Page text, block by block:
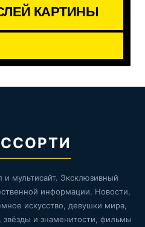
КАРТИНЫ
мультисайт. Эксклюзивный
информации. Новости,
искусство, девушки мира,
и знаменитости, фильмы